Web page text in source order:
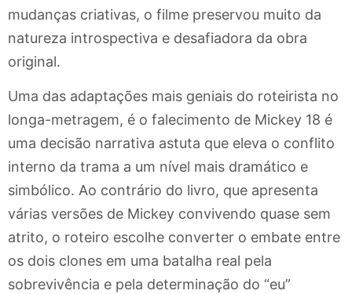
mudanças criativas, o filme preservou muito da
natureza introspectiva e desafiadora da obra
original.
Uma das adaptações mais geniais do roteirista no
longa-metragem, é o falecimento de Mickey 18 é
uma decisão narrativa astuta que eleva o conflito
interno da trama a um nível mais dramático e
simbólico. Ao contrário do livro, que apresenta
várias versões de Mickey convivendo quase sem
atrito, o roteiro escolhe converter o embate entre
os dois clones em uma batalha real pela
sobrevivência e pela determinação do “eu”